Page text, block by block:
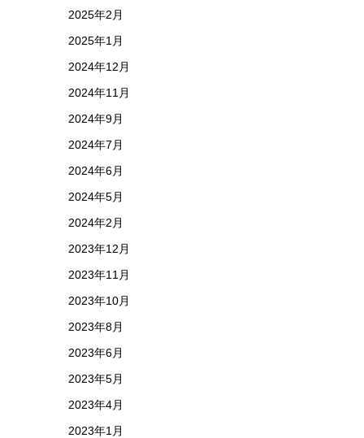
2025年2月
2025年1月
2024年12月
2024年11月
2024年9月
2024年7月
2024年6月
2024年5月
2024年2月
2023年12月
2023年11月
2023年10月
2023年8月
2023年6月
2023年5月
2023年4月
2023年1月